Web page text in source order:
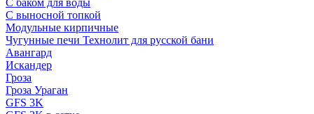
С баком для воды
С выносной топкой
Модульные кирпичные
Чугунные печи Технолит для русской бани
Авангард
Искандер
Гроза
Гроза Ураган
GFS 3K